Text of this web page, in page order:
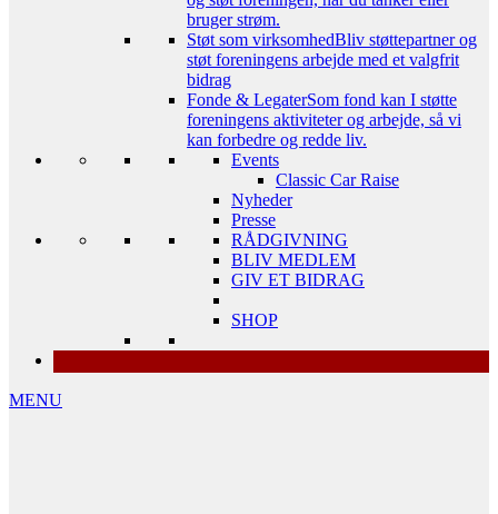
bruger strøm.
Støt som virksomhedBliv støttepartner og
støt foreningens arbejde med et valgfrit
bidrag
Fonde & LegaterSom fond kan I støtte
foreningens aktiviteter og arbejde, så vi
kan forbedre og redde liv.
Events
Classic Car Raise
Nyheder
Presse
RÅDGIVNING
BLIV MEDLEM
GIV ET BIDRAG
SHOP
MENU